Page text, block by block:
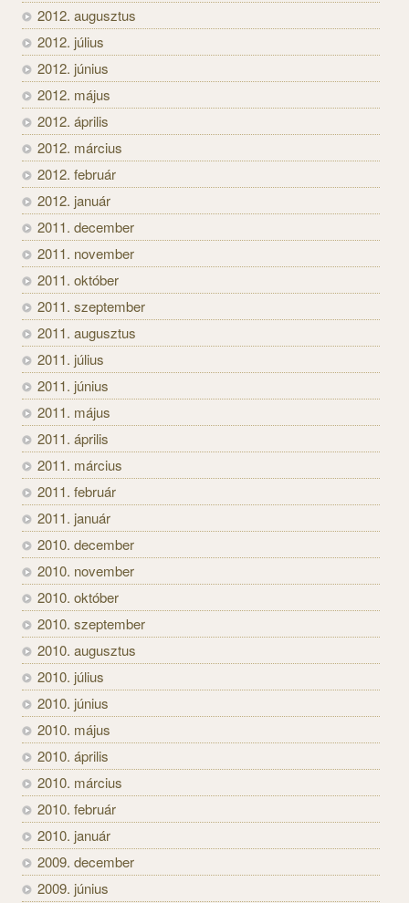
2012. augusztus
2012. július
2012. június
2012. május
2012. április
2012. március
2012. február
2012. január
2011. december
2011. november
2011. október
2011. szeptember
2011. augusztus
2011. július
2011. június
2011. május
2011. április
2011. március
2011. február
2011. január
2010. december
2010. november
2010. október
2010. szeptember
2010. augusztus
2010. július
2010. június
2010. május
2010. április
2010. március
2010. február
2010. január
2009. december
2009. június